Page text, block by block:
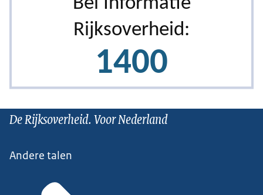
De Rijksoverheid. Voor Nederland
Andere talen